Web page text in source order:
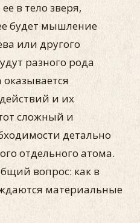
в тело зверя,
будет мышление
или другого
разного рода
и их
сложный и
детально
отдельного атома.
вопрос: как в
материальные